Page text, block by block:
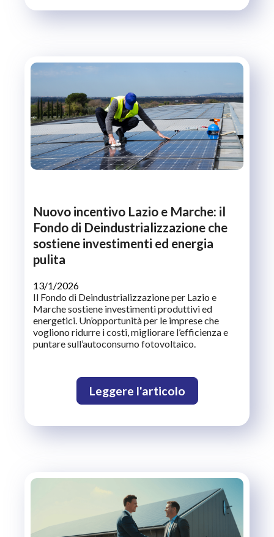
Nuovo incentivo Lazio e Marche: il
Fondo di Deindustrializzazione che
sostiene investimenti ed energia
pulita
13/1/2026
Il Fondo di Deindustrializzazione per Lazio e
Marche sostiene investimenti produttivi ed
energetici. Un’opportunità per le imprese che
vogliono ridurre i costi, migliorare l’efficienza e
puntare sull’autoconsumo fotovoltaico.
Leggere l'articolo